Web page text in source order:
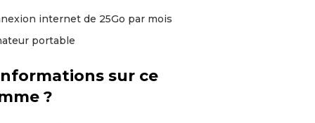
internet de 25Go par mois
portable
sur ce
?